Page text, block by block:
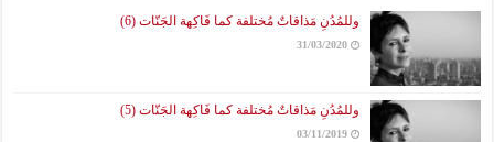
وللمُدُنِ مَذاقاتٌ مُختلفة كما فَاكِهة الجَنّات (6)
31/03/2020
وللمُدُنِ مَذاقاتٌ مُختلفة كما فَاكِهة الجَنّات (5)
03/11/2019